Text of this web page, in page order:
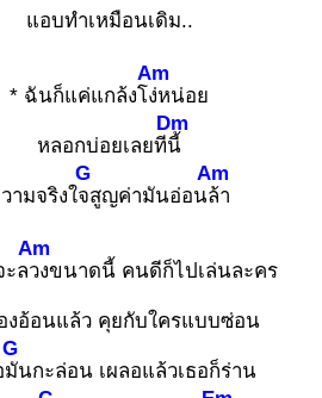
แอบทำเหมือนเดิม..
* ฉันก็แค่แกล้งโ
Am
ง่หน่อย
หลอกบ่อยเลยที
Dm
นี้
ามจริงใ
G
จสูญค่ามันอ่อน
Am
ล้า
ะล
Am
วงขนาดนี้ คนดีก็ไปเล่นละคร
งอ้อนแล้ว คุยกับใครแบบซ่อน
G
มันกะล่อน เผลอแล้วเธอก็ร่าน